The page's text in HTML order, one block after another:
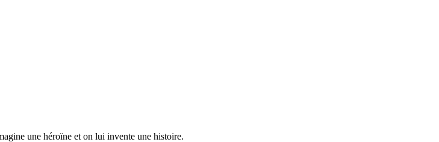
une héroïne et on lui invente une histoire.